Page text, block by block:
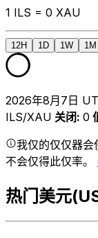
1 ILS = 0 XAU
12H 1D 1W 1M
2026年8月7日
ILS/XAU 关闭: 0
我仅的仅仅器会
不会仅得此仅率。
热门美元